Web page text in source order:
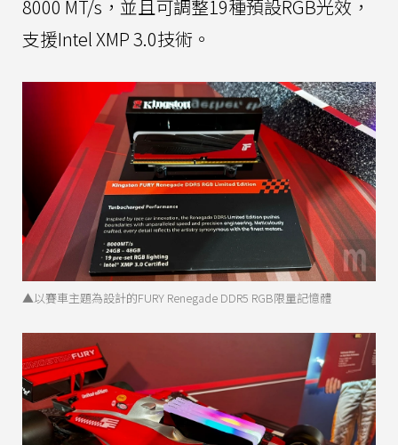
8000 MT/s，並且可調整19種預設RGB光效，
支援Intel XMP 3.0技術。
▲以賽車主題為設計的FURY Renegade DDR5 RGB限量記憶體